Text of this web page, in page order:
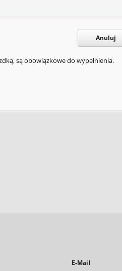
Anuluj
są obowiązkowe do wypełnienia.
E-Mail